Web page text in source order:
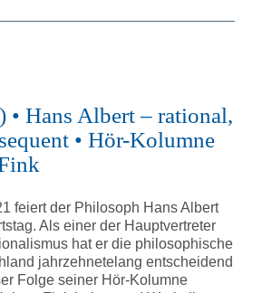
• Hans Albert – rational,
• Hör-Kolumne
feiert der Philosoph Hans Albert
Als einer der Hauptvertreter
hat er die philosophische
jahrzehnetelang entscheidend
Folge seiner Hör-Kolumne